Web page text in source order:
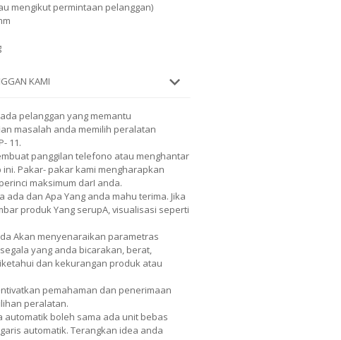
mengikut permintaan pelanggan)
KAMI
pelanggan yang memantu
masalah anda memilih peralatan
11.
panggilan telefono atau menghantar
Pakar- pakar kami mengharapkan
maksimum darI anda.
ada dan Apa Yang anda mahu terima. Jika
produk Yang serupA, visualisasi seperti
Akan menyenaraikan parametras
yang anda bicarakan, berat,
dan kekurangan produk atau
pemahaman dan penerimaan
peralatan.
automatik boleh sama ada unit bebas
automatik. Terangkan idea anda